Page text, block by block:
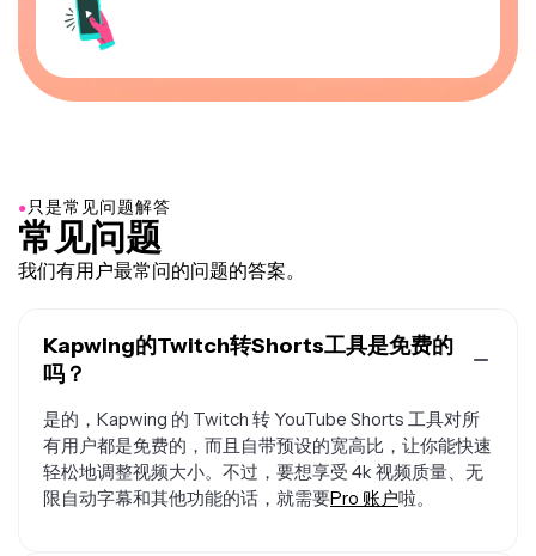
● 只是常见问题解答
常见问题
我们有用户最常问的问题的答案。
Kapwing的Twitch转Shorts工具是免费的
吗？
是的，Kapwing 的 Twitch 转 YouTube Shorts 工具对所
有用户都是免费的，而且自带预设的宽高比，让你能快速
轻松地调整视频大小。不过，要想享受 4k 视频质量、无
限自动字幕和其他功能的话，就需要Pro 账户啦。